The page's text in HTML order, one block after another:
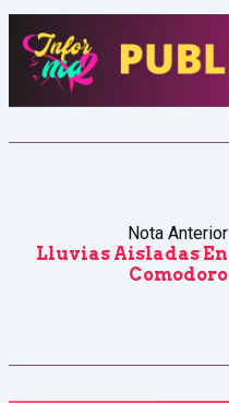
Nota Anterior
Lluvias Aisladas En
Comodoro